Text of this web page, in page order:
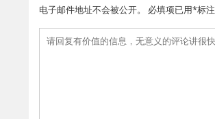
电子邮件地址不会被公开。 必填项已用*标注